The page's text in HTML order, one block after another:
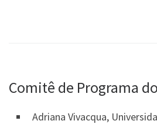
Comitê de Programa
Adriana Vivacqua,